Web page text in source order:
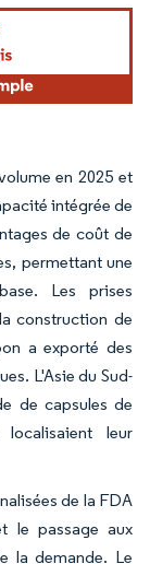
en 2025 et
intégrée de
de coût de
permettant une
Les prises
construction de
a exporté des
L'Asie du Sud-
de capsules de
leur
de la FDA
le passage aux
la demande. Le